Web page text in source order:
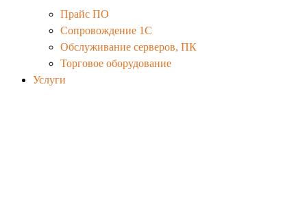
Прайс ПО
Сопровождение 1С
Обслуживание серверов, ПК
Торговое оборудование
Услуги